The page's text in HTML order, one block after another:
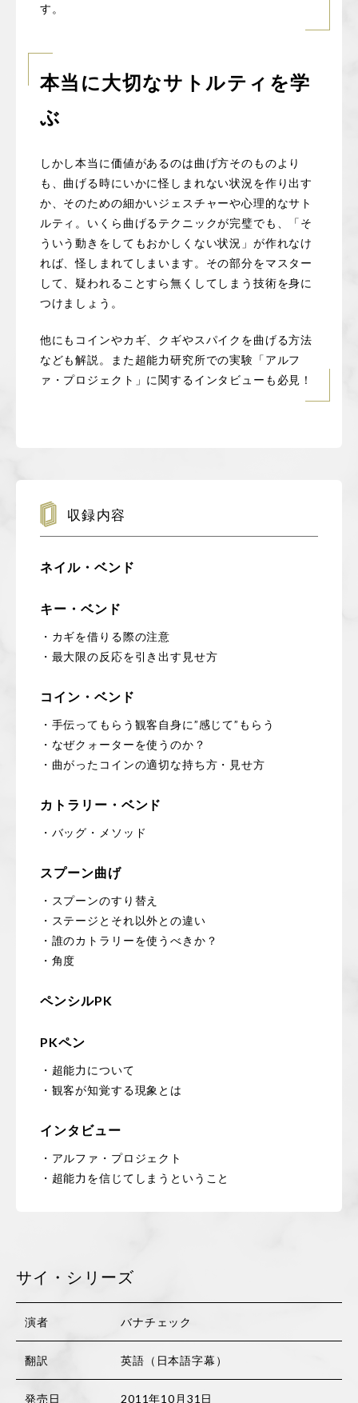
す。
本当に大切なサトルティを学
ぶ
しかし本当に価値があるのは曲げ方そのものより
も、曲げる時にいかに怪しまれない状況を作り出す
か、そのための細かいジェスチャーや心理的なサト
ルティ。いくら曲げるテクニックが完璧でも、「そ
ういう動きをしてもおかしくない状況」が作れなけ
れば、怪しまれてしまいます。その部分をマスター
して、疑われることすら無くしてしまう技術を身に
つけましょう。
他にもコインやカギ、クギやスパイクを曲げる方法
なども解説。また超能力研究所での実験「アルフ
ァ・プロジェクト」に関するインタビューも必見！
収録内容
ネイル・ベンド
キー・ベンド
・カギを借りる際の注意
・最大限の反応を引き出す見せ方
コイン・ベンド
・手伝ってもらう観客自身に”感じて”もらう
・なぜクォーターを使うのか？
・曲がったコインの適切な持ち方・見せ方
カトラリー・ベンド
・バッグ・メソッド
スプーン曲げ
・スプーンのすり替え
・ステージとそれ以外との違い
・誰のカトラリーを使うべきか？
・角度
ペンシルPK
PKペン
・超能力について
・観客が知覚する現象とは
インタビュー
・アルファ・プロジェクト
・超能力を信じてしまうということ
サイ・シリーズ
演者 バナチェック
翻訳 英語（日本語字幕）
発売日 2011年10月31日